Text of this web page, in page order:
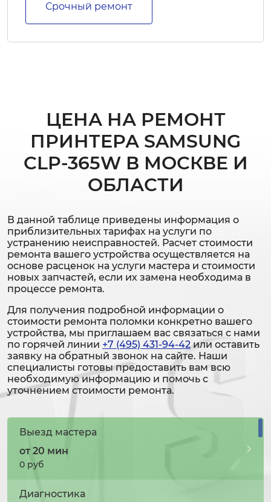
Срочный ремонт
ЦЕНА НА РЕМОНТ
ПРИНТЕРА SAMSUNG
CLP-365W В МОСКВЕ И
ОБЛАСТИ
В данной таблице приведены информация о
приблизительных тарифах на услуги по
устранению неисправностей. Расчет стоимости
ремонта вашего устройства осуществляется на
основе расценок на услуги мастера и стоимости
новых запчастей, если их замена необходима в
процессе ремонта.
Для получения подробной информации о
стоимости ремонта поломки конкретно вашего
устройства, мы приглашаем вас связаться с нами
по горячей линии +7 (495) 431-94-42 или оставить
заявку на обратный звонок на сайте. Наши
специалисты готовы предоставить вам всю
необходимую информацию и помочь с
уточнением стоимости ремонта.
Выезд мастера
от 20 мин
0 руб
Диагностика